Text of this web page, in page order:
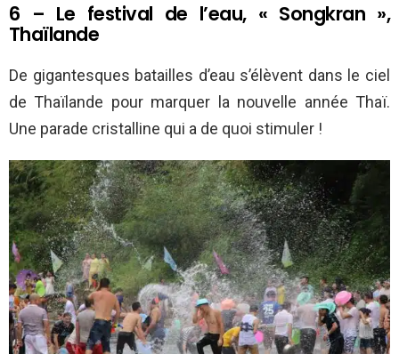
6 – Le festival de l’eau, « Songkran »,
Thaïlande
De gigantesques batailles d’eau s’élèvent dans le ciel
de Thaïlande pour marquer la nouvelle année Thaï.
Une parade cristalline qui a de quoi stimuler !